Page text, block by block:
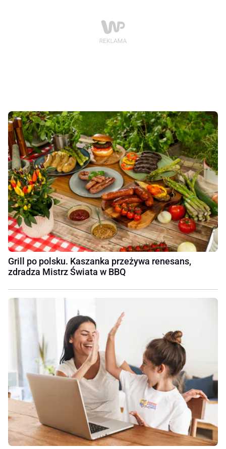
Grill po polsku. Kaszanka przeżywa renesans,
zdradza Mistrz Świata w BBQ